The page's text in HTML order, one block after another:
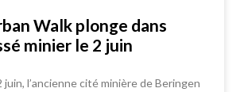
Walk plonge dans
minier le 2 juin
juin, l’ancienne cité minière de Beringen